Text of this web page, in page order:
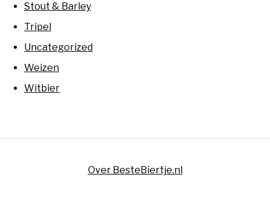
Stout & Barley
Tripel
Uncategorized
Weizen
Witbier
Over BesteBiertje.nl